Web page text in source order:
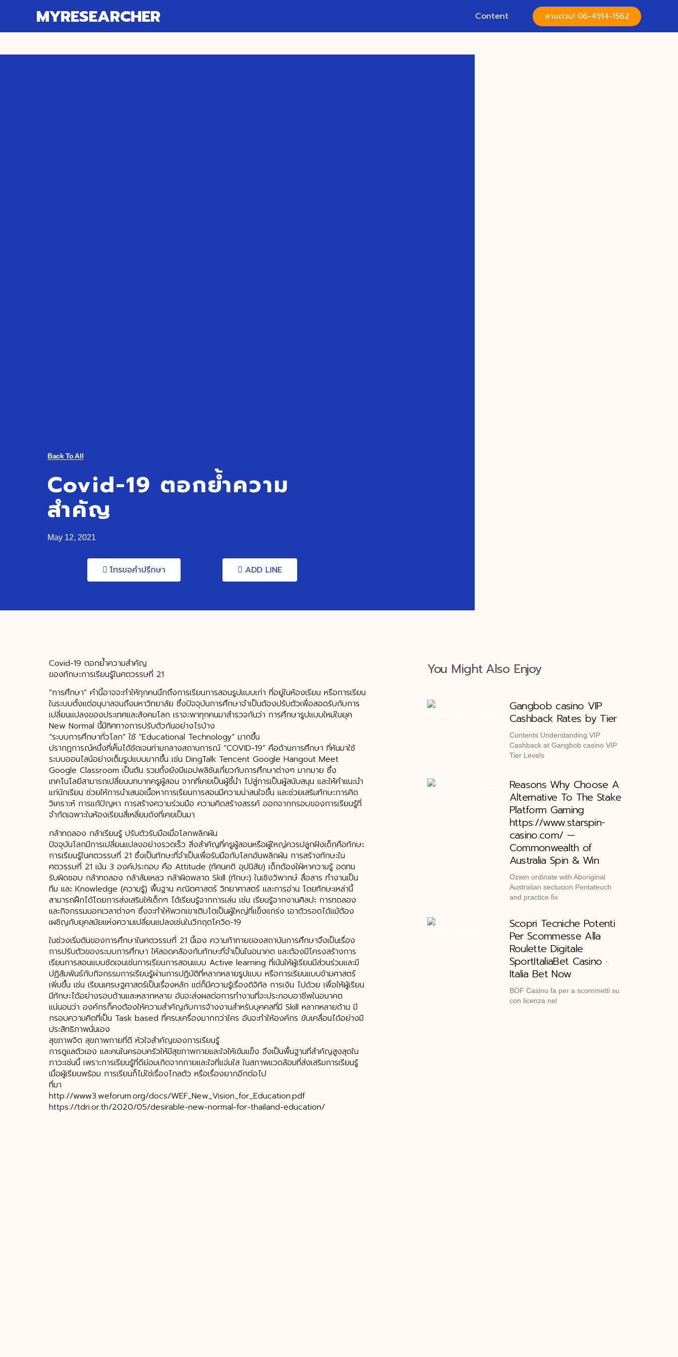
MYRESEARCHER Content สายด่วน! 06-4914-1562
Back To All
Covid-19 ตอกย้ำความ
สำคัญ
May 12, 2021
โทรขอคำปรึกษา ADD LINE
Covid-19 ตอกย้ำความสำคัญ
ของทักษะการเรียนรู้ในศตวรรษที่ 21
“การศึกษา” คำนี้อาจจะทำให้ทุกคนนึกถึงการเรียนการสอนรูปแบบเก่า ที่อยู่ในห้องเรียน หรือการเรียน
ในระบบตั้งแต่อนุบาลจนถึงมหาวิทยาลัย ซึ่งปัจจุบันการศึกษาจำเป็นต้องปรับตัวเพื่อสอดรับกับการ
เปลี่ยนแปลงของประเทศและสังคมโลก เราจะพาทุกคนมาสำรวจกันว่า การศึกษารูปแบบใหม่ในยุค
New Normal นี้มีทิศทางการปรับตัวกันอย่างไรบ้าง
“ระบบการศึกษาทั่วโลก” ใช้ “Educational Technology” มากขึ้น
ปรากฏการณ์หนึ่งที่เห็นได้ชัดเจนท่ามกลางสถานการณ์ “COVID-19” คือด้านการศึกษา ที่หันมาใช้
ระบบออนไลน์อย่างเต็มรูปแบบมากขึ้น เช่น DingTalk Tencent Google Hangout Meet
Google Classroom เป็นต้น รวมทั้งยังมีแอปพลิชันเกี่ยวกับการศึกษาต่างๆ มากมาย ซึ่ง
เทคโนโลยีสามารถเปลี่ยนบทบาทครูผู้สอน จากที่เคยเป็นผู้ชี้นำ ไปสู่การเป็นผู้สนับสนุน และให้คำแนะนำ
แก่นักเรียน ช่วยให้การนำเสนอเนื้อหาการเรียนการสอนมีความน่าสนใจขึ้น และช่วยเสริมทักษะการคิด
วิเคราะห์ การแก้ปัญหา การสร้างความร่วมมือ ความคิดสร้างสรรค์ ออกจากกรอบของการเรียนรู้ที่
จำกัดเฉพาะในห้องเรียนสี่เหลี่ยมดังที่เคยเป็นมา
กล้าทดลอง กล้าเรียนรู้ ปรับตัวรับมือเมื่อโลกพลิกผัน
ปัจจุบันโลกมีการเปลี่ยนแปลงอย่างรวดเร็ว สิ่งสำคัญที่ครูผู้สอนหรือผู้ใหญ่ควรปลูกฝังเด็กคือทักษะ
การเรียนรู้ในศตวรรษที่ 21 ซึ่งเป็นทักษะที่จำเป็นเพื่อรับมือกับโลกอันพลิกผัน การสร้างทักษะใน
ศตวรรษที่ 21 เน้น 3 องค์ประกอบ คือ Attitude (ทัศนคติ อุปนิสัย) เด็กต้องใฝ่หาความรู้ อดทน
รับผิดชอบ กล้าทดลอง กล้าล้มเหลว กล้าผิดพลาด Skill (ทักษะ) ในเชิงวิพากษ์ สื่อสาร ทำงานเป็น
ทีม และ Knowledge (ความรู้) พื้นฐาน คณิตศาสตร์ วิทยาศาสตร์ และการอ่าน โดยทักษะเหล่านี้
สามารถฝึกได้โดยการส่งเสริมให้เด็กๆ ได้เรียนรู้จากการเล่น เช่น เรียนรู้จากงานศิลปะ การทดลอง
และกิจกรรมนอกเวลาต่างๆ ซึ่งจะทำให้พวกเขาเติบโตเป็นผู้ใหญ่ที่แข็งแกร่ง เอาตัวรอดได้แม้ต้อง
เผชิญกับยุคสมัยแห่งความเปลี่ยนแปลงเช่นในวิกฤตโควิด-19
ในช่วงเริ่มต้นของการศึกษาในศตวรรษที่ 21 นี้เอง ความท้าทายของสถาบันการศึกษาจึงเป็นเรื่อง
การปรับตัวของระบบการศึกษา ให้สอดคล้องกับทักษะที่จำเป็นในอนาคต และต้องมีโครงสร้างการ
เรียนการสอนแบบชัดเจนเช่นการเรียนการสอนแบบ Active learning ที่เน้นให้ผู้เรียนมีส่วนร่วมและมี
ปฏิสัมพันธ์กับกิจกรรมการเรียนรู้ผ่านการปฏิบัติที่หลากหลายรูปแบบ หรือการเรียนแบบข้ามศาสตร์
เพิ่มขึ้น เช่น เรียนเศรษฐศาสตร์เป็นเรื่องหลัก แต่ก็มีความรู้เรื่องดิจิทัล การเงิน ไปด้วย เพื่อให้ผู้เรียน
มีทักษะได้อย่างรอบด้านและหลากหลาย อันจะส่งผลต่อการทำงานที่จะประกอบอาชีพในอนาคต
แน่นอนว่า องค์กรก็คงต้องให้ความสำคัญกับการจ้างงานสำหรับบุคคลที่มี Skill หลากหลายด้าน มี
กรอบความคิดที่เป็น Task based ที่ครบเครื่องมากกว่าใคร อันจะทำให้องค์กร ขับเคลื่อนได้อย่างมี
ประสิทธิภาพนั่นเอง
สุขภาพจิต สุขภาพกายที่ดี หัวใจสำคัญของการเรียนรู้
การดูแลตัวเอง และคนในครอบครัวให้มีสุขภาพกายและใจให้เข้มแข็ง จึงเป็นพื้นฐานที่สำคัญสูงสุดใน
ภาวะเช่นนี้ เพราะการเรียนรู้ที่ดีย่อมเกิดจากกายและใจที่แจ่มใส ในสภาพแวดล้อมที่ส่งเสริมการเรียนรู้
เมื่อผู้เรียนพร้อม การเรียนก็ไม่ใช่เรื่องไกลตัว หรือเรื่องยากอีกต่อไป
ที่มา
http://www3.weforum.org/docs/WEF_New_Vision_for_Education.pdf
https://tdri.or.th/2020/05/desirable-new-normal-for-thailand-education/
You Might Also Enjoy
Gangbob casino VIP
Cashback Rates by Tier
Contents Understanding VIP
Cashback at Gangbob casino VIP
Tier Levels
Reasons Why Choose A
Alternative To The Stake
Platform Gaming
https://www.starspin-
casino.com/ —
Commonwealth of
Australia Spin & Win
Ozwin ordinate with Aboriginal
Australian seclusion Pentateuch
and practice fix
Scopri Tecniche Potenti
Per Scommesse Alla
Roulette Digitale
SportItaliaBet Casino ·
Italia Bet Now
BOF Casino fa per a scommetti su
con licenza nel